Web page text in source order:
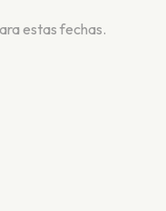
estas fechas.